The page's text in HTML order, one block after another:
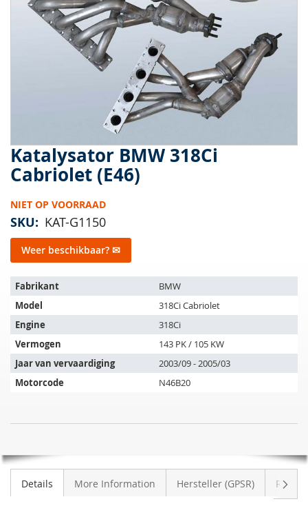
Katalysator BMW 318Ci
Cabriolet (E46)
NIET OP VOORRAAD
SKU KAT-G1150
Weer beschikbaar? ✉
Het
artikel
past
op
de
volgende
voertuigen:
Fabrikant
BMW
Model
318Ci Cabriolet
Engine
318Ci
Vermogen
143 PK / 105 KW
Jaar van vervaardiging
2003/09 - 2005/03
Motorcode
N46B20
318Ci
Cabriolet
(E46)
VOORRAAD
afbeeldingen-
Ga
naar
het
van
de
gallerij
Details More Information Hersteller (GPSR)